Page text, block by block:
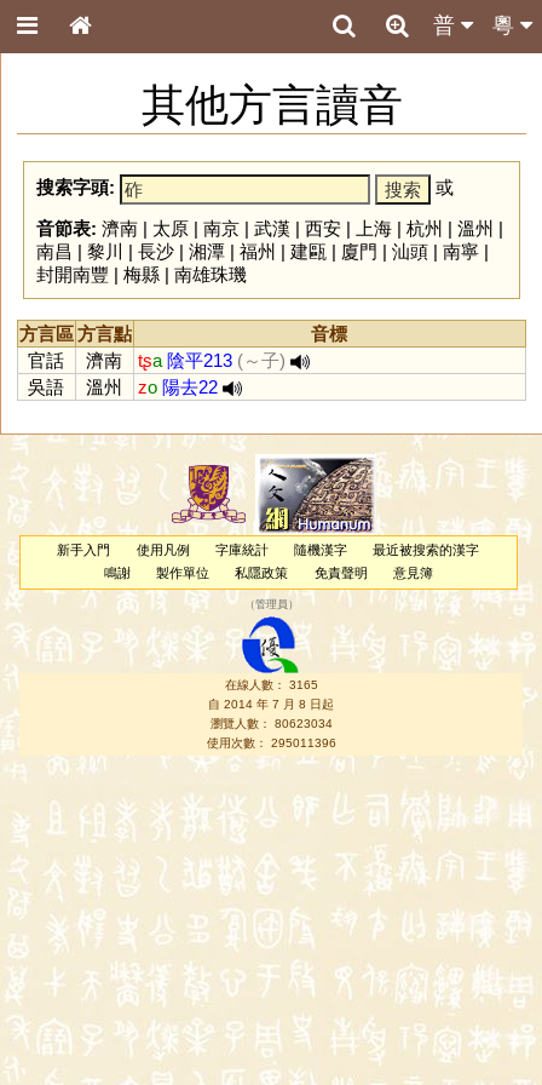
粵
普
其他方言讀音
搜索字頭:
或
音節表: 濟南| 太原| 南京| 武漢 | 西安| 上海| 杭州 | 溫州 |
南昌 | 黎川 | 長沙| 湘潭| 福州 | 建甌 | 廈門 | 汕頭| 南寧|
封開南豐 | 梅縣| 南雄珠璣
方言區方言點
音標
官話
濟南 tʂa 陰平213 (～子)
吳語
溫州 zo 陽去22
新手入門 使用凡例 字庫統計 隨機漢字
最近被搜索的漢字
鳴謝
製作單位 私隱政策 免責聲明 意見簿
（管理員 ）
在線人數： 3165
自 2014 年 7 月 8 日起
瀏覽人數： 80623034
使用次數： 295011396